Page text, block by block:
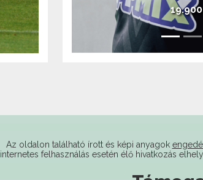
kezdőrúgást!
Az oldalon található írott és képi anyagok
internetes felhasználás esetén élő hivatkozás